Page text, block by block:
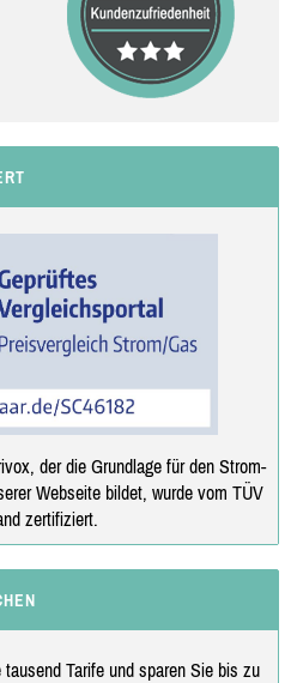
der die Grundlage für den Strom-
Webseite bildet, wurde vom TÜV
zertifiziert.
Tarife und sparen Sie bis zu